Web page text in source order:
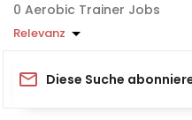
Aerobic Trainer Jobs
Relevanz
Diese Suche